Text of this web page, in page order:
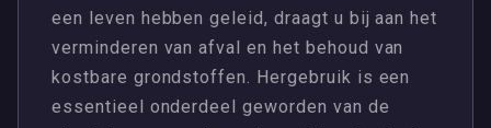
een leven hebben geleid, draagt u bij aan het
verminderen van afval en het behoud van
kostbare grondstoffen. Hergebruik is een
essentieel onderdeel geworden van de